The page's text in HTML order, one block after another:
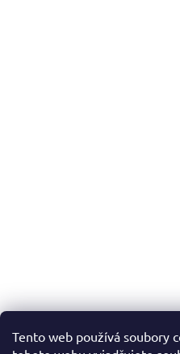
Tento web používá soubory